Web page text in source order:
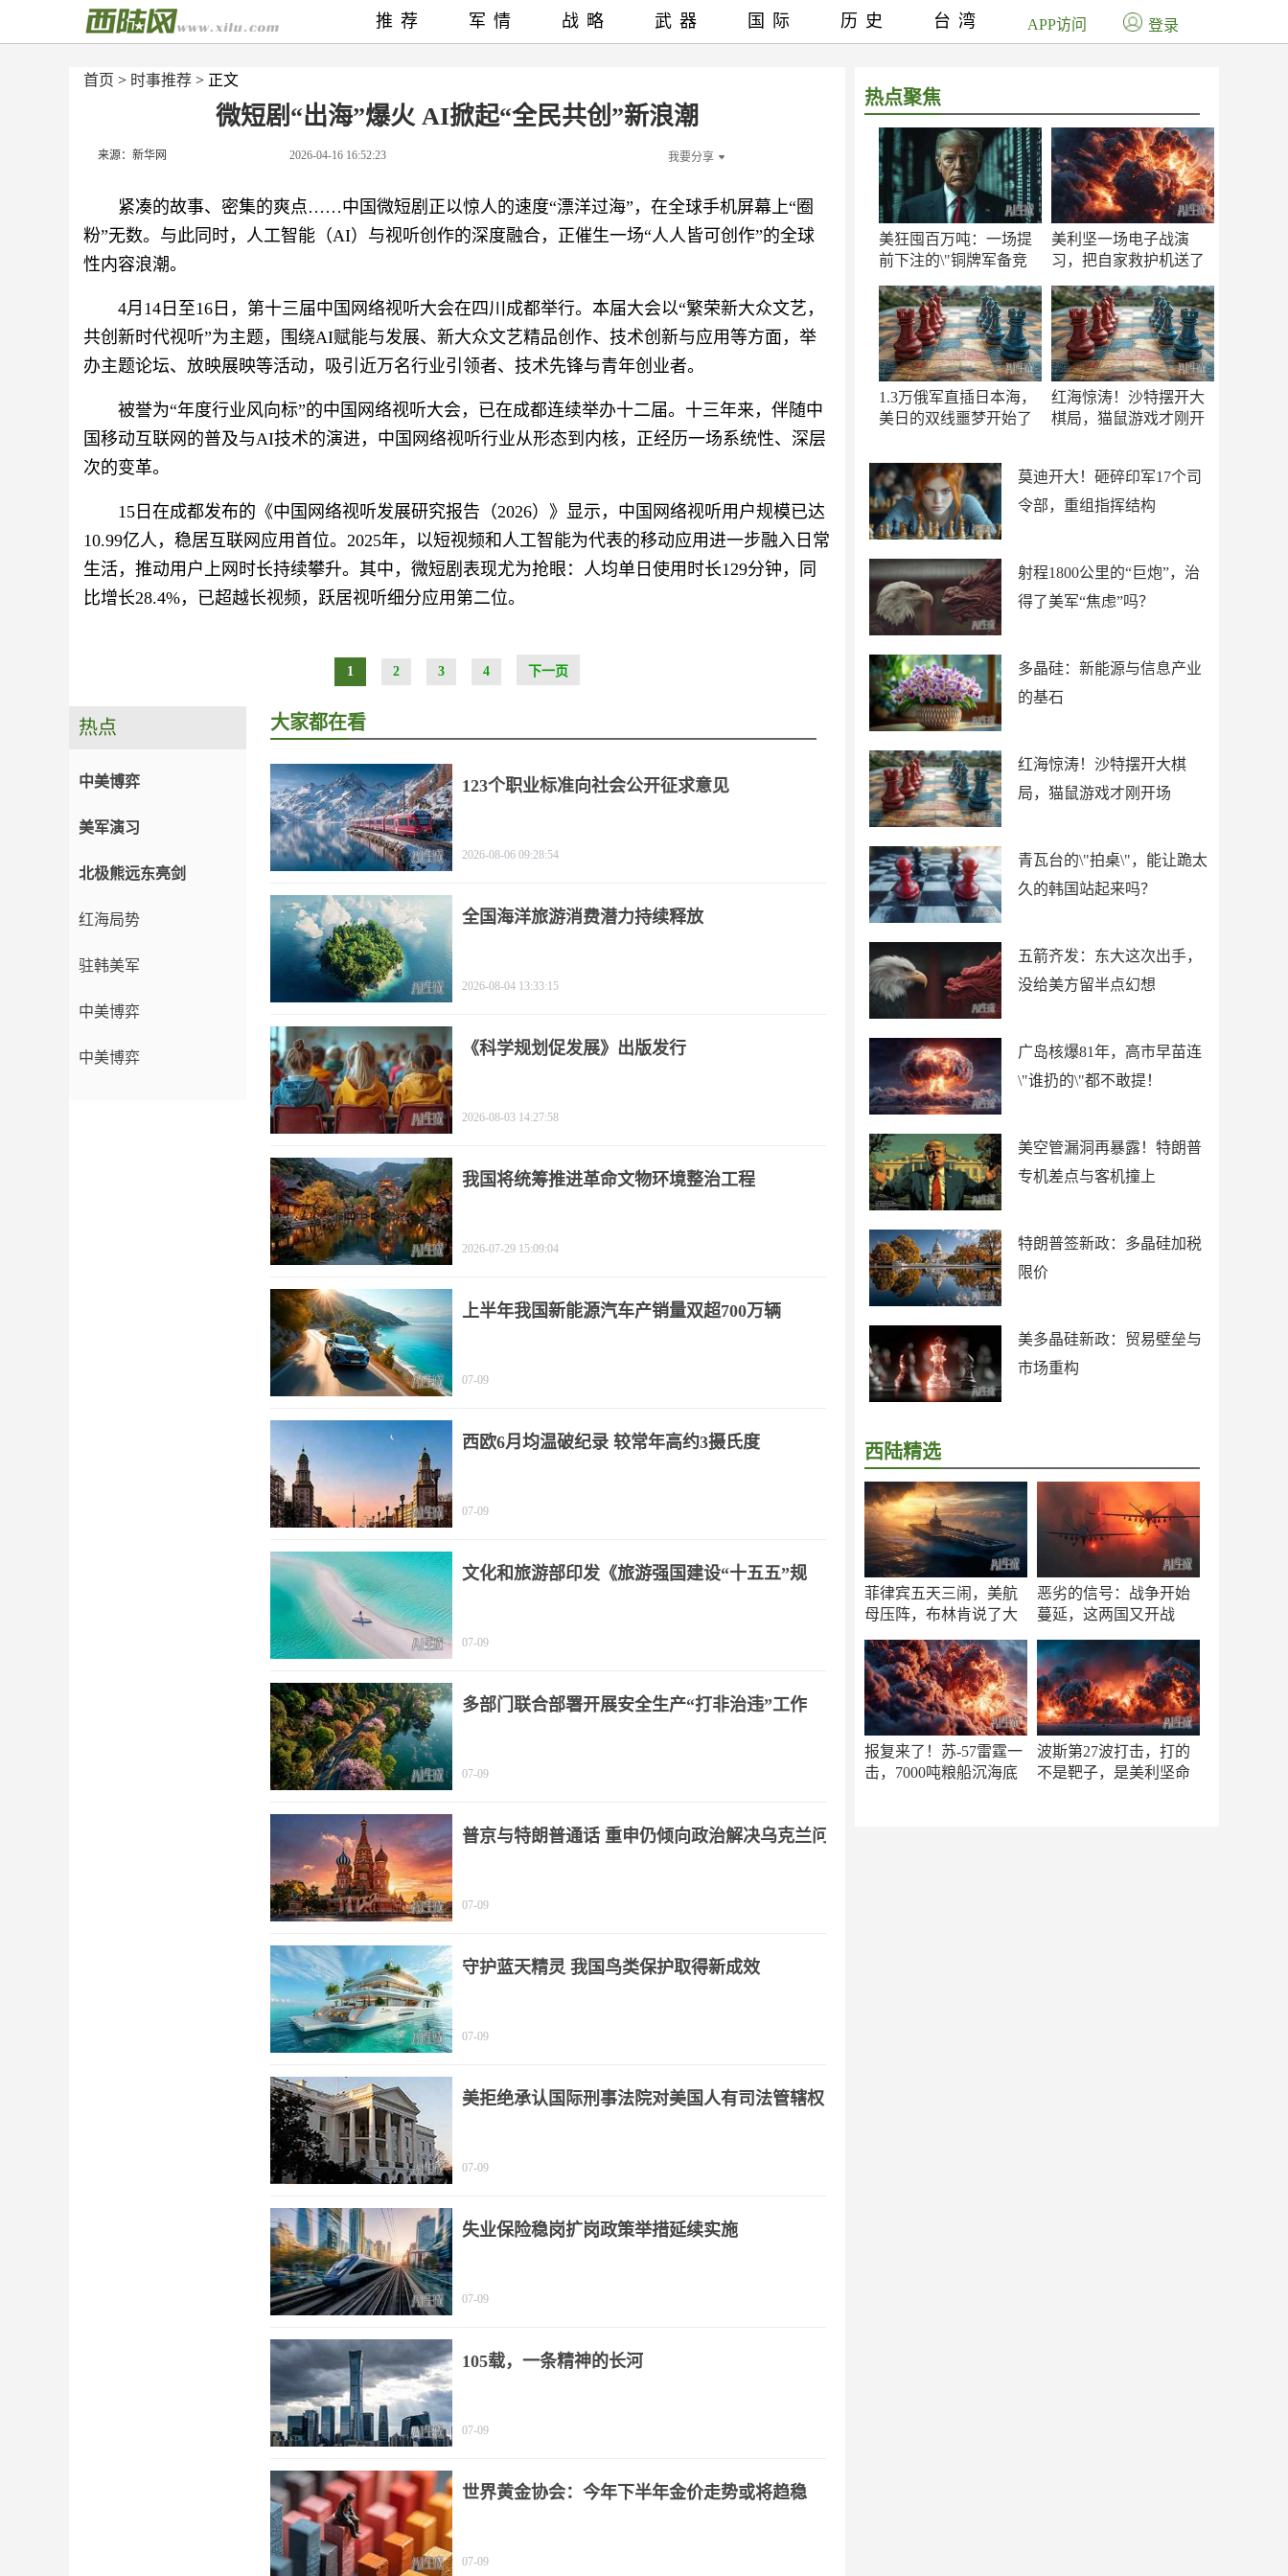
首页 > 时事推荐 > 正文
微短剧“出海”爆火 AI掀起“全民共创”新浪潮
来源：新华网 2026-04-16 16:52:23 我要分享
紧凑的故事、密集的爽点……中国微短剧正以惊人的速度“漂洋过海”，在全球手机屏幕上“圈
粉”无数。与此同时，人工智能（AI）与视听创作的深度融合，正催生一场“人人皆可创作”的全球
性内容浪潮。
4月14日至16日，第十三届中国网络视听大会在四川成都举行。本届大会以“繁荣新大众文艺，
共创新时代视听”为主题，围绕AI赋能与发展、新大众文艺精品创作、技术创新与应用等方面，举
办主题论坛、放映展映等活动，吸引近万名行业引领者、技术先锋与青年创业者。
被誉为“年度行业风向标”的中国网络视听大会，已在成都连续举办十二届。十三年来，伴随中
国移动互联网的普及与AI技术的演进，中国网络视听行业从形态到内核，正经历一场系统性、深层
次的变革。
15日在成都发布的《中国网络视听发展研究报告（2026）》显示，中国网络视听用户规模已达
10.99亿人，稳居互联网应用首位。2025年，以短视频和人工智能为代表的移动应用进一步融入日常
生活，推动用户上网时长持续攀升。其中，微短剧表现尤为抢眼：人均单日使用时长129分钟，同
比增长28.4%，已超越长视频，跃居视听细分应用第二位。
1 2 3 4 下一页
热点聚焦
美狂囤百万吨：一场提
前下注的\"铜牌军备竞
美利坚一场电子战演
习，把自家救护机送了
1.3万俄军直插日本海，
美日的双线噩梦开始了
红海惊涛！沙特摆开大
棋局，猫鼠游戏才刚开
莫迪开大！砸碎印军17个司
令部，重组指挥结构
射程1800公里的“巨炮”，治
得了美军“焦虑”吗？
多晶硅：新能源与信息产业
的基石
红海惊涛！沙特摆开大棋
局，猫鼠游戏才刚开场
青瓦台的\"拍桌\"，能让跪太
久的韩国站起来吗？
五箭齐发：东大这次出手，
没给美方留半点幻想
广岛核爆81年，高市早苗连
\"谁扔的\"都不敢提！
美空管漏洞再暴露！特朗普
专机差点与客机撞上
特朗普签新政：多晶硅加税
限价
美多晶硅新政：贸易壁垒与
市场重构
西陆精选
菲律宾五天三闹，美航
母压阵，布林肯说了大
恶劣的信号：战争开始
蔓延，这两国又开战
报复来了！苏-57雷霆一
击，7000吨粮船沉海底
波斯第27波打击，打的
不是靶子，是美利坚命
推荐 军情 战略 武器 国际 历史 台湾 APP访问 登录
热点
中美博弈
美军演习
北极熊远东亮剑
红海局势
驻韩美军
中美博弈
中美博弈
大家都在看
123个职业标准向社会公开征求意见
2026-08-06 09:28:54
全国海洋旅游消费潜力持续释放
2026-08-04 13:33:15
《科学规划促发展》出版发行
2026-08-03 14:27:58
我国将统筹推进革命文物环境整治工程
2026-07-29 15:09:04
上半年我国新能源汽车产销量双超700万辆
07-09
西欧6月均温破纪录 较常年高约3摄氏度
07-09
文化和旅游部印发《旅游强国建设“十五五”规
07-09
多部门联合部署开展安全生产“打非治违”工作
07-09
普京与特朗普通话 重申仍倾向政治解决乌克兰问
07-09
守护蓝天精灵 我国鸟类保护取得新成效
07-09
美拒绝承认国际刑事法院对美国人有司法管辖权
07-09
失业保险稳岗扩岗政策举措延续实施
07-09
105载，一条精神的长河
07-09
世界黄金协会：今年下半年金价走势或将趋稳
07-09